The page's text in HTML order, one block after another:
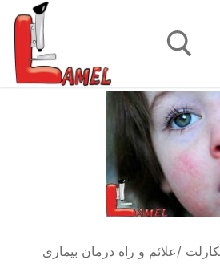
/علائم و راه درمان بیماری